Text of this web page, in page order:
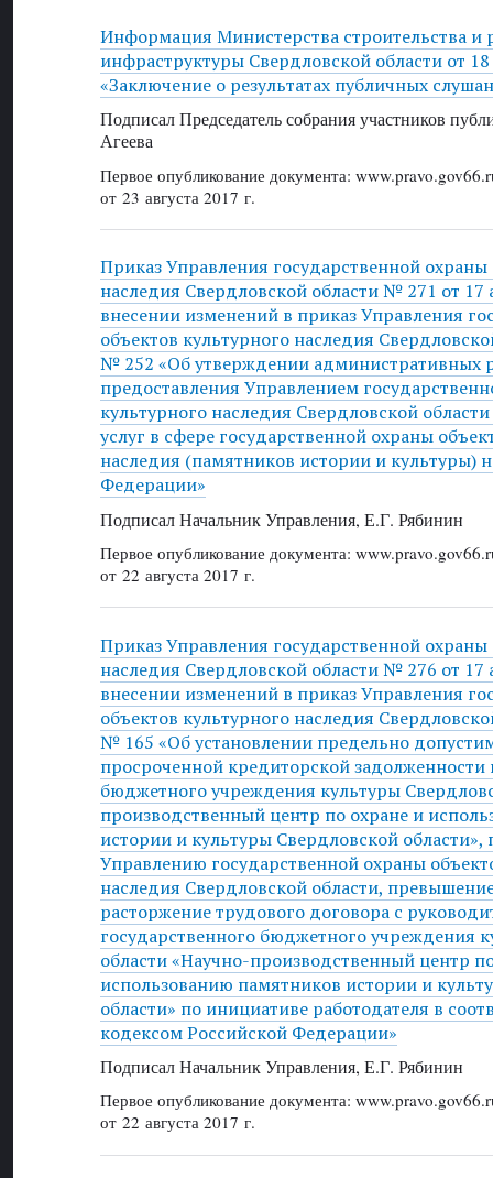
Информация Министерства строительства и
инфраструктуры Свердловской области от 18
«Заключение о результатах публичных
Подписал Председатель собрания участников
Агеева
Первое опубликование документа:
от 23 августа 2017 г.
Приказ Управления государственной охраны
наследия Свердловской области № 271 от 17
внесении изменений в приказ Управления
объектов культурного наследия
№ 252 «Об утверждении административных
предоставления Управлением
культурного наследия Свердловской
услуг в сфере государственной охраны
наследия (памятников истории и культуры)
Федерации»
Подписал Начальник Управления, Е.Г. Рябинин
Первое опубликование документа:
от 22 августа 2017 г.
Приказ Управления государственной охраны
наследия Свердловской области № 276 от 17
внесении изменений в приказ Управления
объектов культурного наследия
№ 165 «Об установлении предельно
просроченной кредиторской задолженности
бюджетного учреждения культуры
производственный центр по охране и
истории и культуры Свердловской
Управлению государственной охраны
наследия Свердловской области,
расторжение трудового договора с
государственного бюджетного учреждения
области «Научно-производственный центр
использованию памятников истории и
области» по инициативе работодателя в
кодексом Российской Федерации»
Подписал Начальник Управления, Е.Г. Рябинин
Первое опубликование документа:
от 22 августа 2017 г.